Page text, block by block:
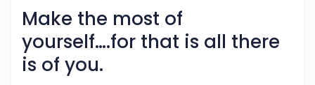
Make the most of
yourself….for that is all there
is of you.